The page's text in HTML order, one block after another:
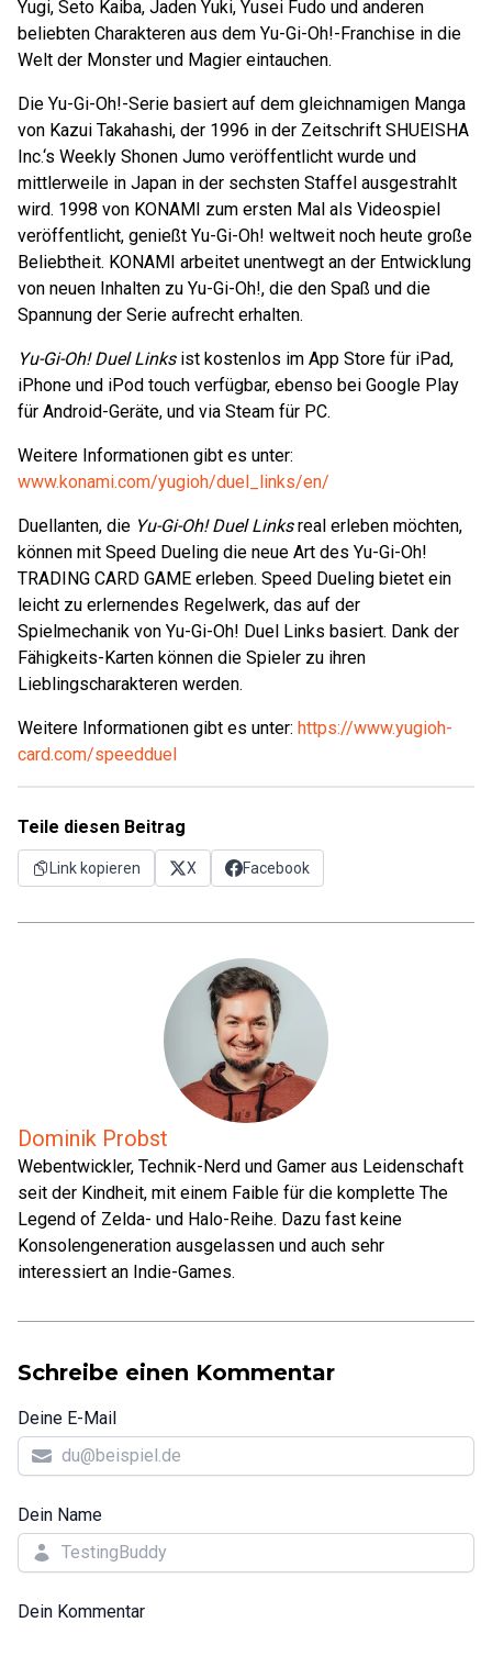
Yugi, Seto Kaiba, Jaden Yuki, Yusei Fudo und anderen
beliebten Charakteren aus dem Yu-Gi-Oh!-Franchise in die
Welt der Monster und Magier eintauchen.
Die Yu-Gi-Oh!-Serie basiert auf dem gleichnamigen Manga
von Kazui Takahashi, der 1996 in der Zeitschrift SHUEISHA
Inc.‘s Weekly Shonen Jumo veröffentlicht wurde und
mittlerweile in Japan in der sechsten Staffel ausgestrahlt
wird. 1998 von KONAMI zum ersten Mal als Videospiel
veröffentlicht, genießt Yu-Gi-Oh! weltweit noch heute große
Beliebtheit. KONAMI arbeitet unentwegt an der Entwicklung
von neuen Inhalten zu Yu-Gi-Oh!, die den Spaß und die
Spannung der Serie aufrecht erhalten.
Yu-Gi-Oh! Duel Linksist kostenlos im App Store für iPad,
iPhone und iPod touch verfügbar, ebenso bei Google Play
für Android-Geräte, und via Steam für PC.
Weitere Informationen gibt es unter:
www.konami.com/yugioh/duel_links/en/
Duellanten, die Yu-Gi-Oh! Duel Linksreal erleben möchten,
können mit Speed Dueling die neue Art des Yu-Gi-Oh!
TRADING CARD GAME erleben. Speed Dueling bietet ein
leicht zu erlernendes Regelwerk, das auf der
Spielmechanik von Yu-Gi-Oh! Duel Links basiert. Dank der
Fähigkeits-Karten können die Spieler zu ihren
Lieblingscharakteren werden.
Weitere Informationen gibt es unter: https://www.yugioh-
card.com/speedduel
Teile diesen Beitrag
Link kopieren X Facebook
Dominik Probst
Webentwickler, Technik-Nerd und Gamer aus Leidenschaft
seit der Kindheit, mit einem Faible für die komplette The
Legend of Zelda- und Halo-Reihe. Dazu fast keine
Konsolengeneration ausgelassen und auch sehr
interessiert an Indie-Games.
Schreibe einen Kommentar
Deine E-Mail
Dein Name
Dein Kommentar